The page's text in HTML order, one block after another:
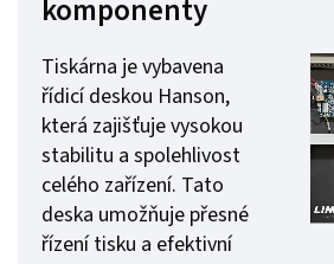
komponenty
Tiskárna je vybavena
řídicí deskou Hanson,
která zajišťuje vysokou
stabilitu a spolehlivost
celého zařízení. Tato
deska umožňuje přesné
řízení tisku a efektivní